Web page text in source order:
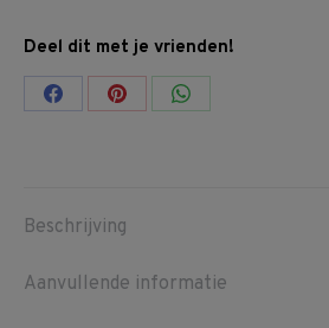
Deel dit met je vrienden!
Share Share Share
Beschrijving
Aanvullende informatie